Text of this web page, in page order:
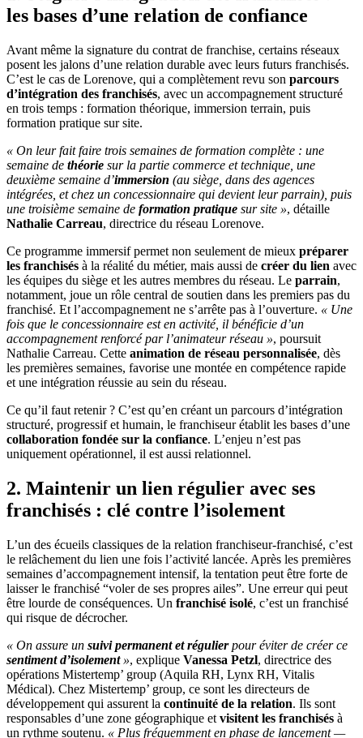
les bases d’une relation de confiance
Avant même la signature du contrat de franchise, certains réseaux
posent les jalons d’une relation durable avec leurs futurs franchisés.
C’est le cas de Lorenove, qui a complètement revu son parcours
d’intégration des franchisés, avec un accompagnement structuré
en trois temps : formation théorique, immersion terrain, puis
formation pratique sur site.
« On leur fait faire trois semaines de formation complète : une
semaine de théorie sur la partie commerce et technique, une
deuxième semaine d’immersion (au siège, dans des agences
intégrées, et chez un concessionnaire qui devient leur parrain), puis
une troisième semaine de formation pratique sur site », détaille
Nathalie Carreau, directrice du réseau Lorenove.
Ce programme immersif permet non seulement de mieux préparer
les franchisés à la réalité du métier, mais aussi de créer du lien avec
les équipes du siège et les autres membres du réseau. Le parrain,
notamment, joue un rôle central de soutien dans les premiers pas du
franchisé. Et l’accompagnement ne s’arrête pas à l’ouverture. « Une
fois que le concessionnaire est en activité, il bénéficie d’un
accompagnement renforcé par l’animateur réseau », poursuit
Nathalie Carreau. Cette animation de réseau personnalisée, dès
les premières semaines, favorise une montée en compétence rapide
et une intégration réussie au sein du réseau.
Ce qu’il faut retenir ? C’est qu’en créant un parcours d’intégration
structuré, progressif et humain, le franchiseur établit les bases d’une
collaboration fondée sur la confiance. L’enjeu n’est pas
uniquement opérationnel, il est aussi relationnel.
2. Maintenir un lien régulier avec ses
franchisés : clé contre l’isolement
L’un des écueils classiques de la relation franchiseur-franchisé, c’est
le relâchement du lien une fois l’activité lancée. Après les premières
semaines d’accompagnement intensif, la tentation peut être forte de
laisser le franchisé “voler de ses propres ailes”. Une erreur qui peut
être lourde de conséquences. Un franchisé isolé, c’est un franchisé
qui risque de décrocher.
« On assure un suivi permanent et régulierpour éviter de créer ce
sentiment d’isolement», explique Vanessa Petzl, directrice des
opérations Mistertemp’ group (Aquila RH, Lynx RH, Vitalis
Médical). Chez Mistertemp’ group, ce sont les directeurs de
développement qui assurent la continuité de la relation. Ils sont
responsables d’une zone géographique et visitent les franchisés à
un rythme soutenu. « Plus fréquemment en phase de lancement —